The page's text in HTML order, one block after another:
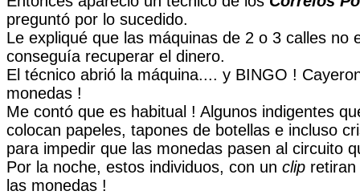
preguntó por lo sucedido.
Le expliqué que las máquinas de 2 o 3 calles no
conseguía recuperar el dinero.
El técnico abrió la máquina.... y BINGO !
monedas !
Me contó que es habitual ! Algunos indigentes
colocan papeles, tapones de botellas e incluso
para impedir que las monedas pasen al circuito
Por la noche, estos individuos, con un clip
las monedas !